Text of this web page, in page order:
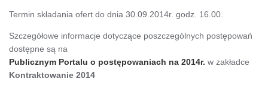
Termin składania ofert do dnia 30.09.2014r. godz. 16.00.
Szczegółowe informacje dotyczące poszczególnych postępowań
dostępne są na
Publicznym Portalu o postępowaniach na 2014r. w zakładce
Kontraktowanie 2014